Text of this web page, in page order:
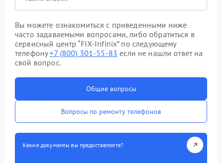
Вы можете ознакомиться с приведенными ниже
часто задаваемыми вопросами, либо обратиться в
сервисный центр “FIX-Infinix” по следующему
телефону+7 (800) 301-55-83 если не нашли ответ на
свой вопрос.
Общие вопросы
Вопросы по ремонту телефонов
Какие документы вы предоставляете?